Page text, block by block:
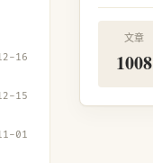
16
15
01
文章
1008